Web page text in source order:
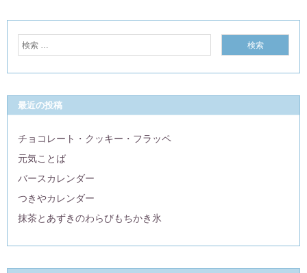
最近の投稿
チョコレート・クッキー・フラッペ
元気ことば
バースカレンダー
つきやカレンダー
抹茶とあずきのわらびもちかき氷